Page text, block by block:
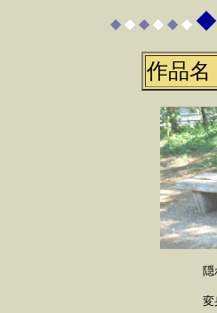
◆ ◆ ◆ ◆ ◆ ◆ ◆
作品名
変